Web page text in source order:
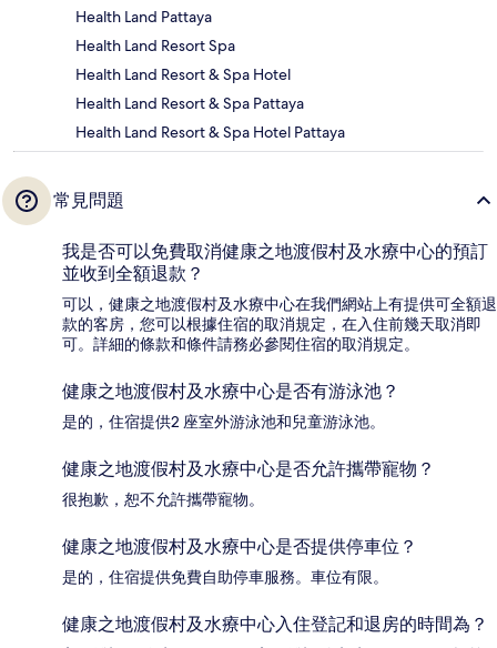
Health Land Pattaya
Health Land Resort Spa
Health Land Resort & Spa Hotel
Health Land Resort & Spa Pattaya
Health Land Resort & Spa Hotel Pattaya
常見問題
我是否可以免費取消健康之地渡假村及水療中心的預訂
並收到全額退款？
可以，健康之地渡假村及水療中心在我們網站上有提供可全額退
款的客房，您可以根據住宿的取消規定，在入住前幾天取消即
可。詳細的條款和條件請務必參閱住宿的取消規定。
健康之地渡假村及水療中心是否有游泳池？
是的，住宿提供2 座室外游泳池和兒童游泳池。
健康之地渡假村及水療中心是否允許攜帶寵物？
很抱歉，恕不允許攜帶寵物。
健康之地渡假村及水療中心是否提供停車位？
是的，住宿提供免費自助停車服務。車位有限。
健康之地渡假村及水療中心入住登記和退房的時間為？